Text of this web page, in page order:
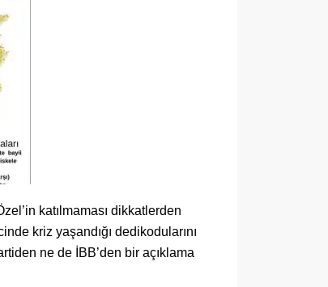
katılmaması dikkatlerden
kriz yaşandığı dedikodularını
ne de İBB’den bir açıklama